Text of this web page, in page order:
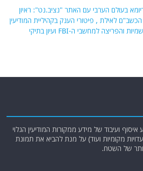
בעולם הערבי עם האתר "נציב.נט": ראיון
הכשב"ם לאילת , פיטורי הענק בקהיליית המודיעין
האמריקאית שעורר גל אנטישמיות והפריצה למחשבי ה-FBI ועיון בתיקי
ועיבוד של מידע ממקורות המודיעין הגלוי
מקומיות ועוד) על מנת להביא את תמונת
של השטח.